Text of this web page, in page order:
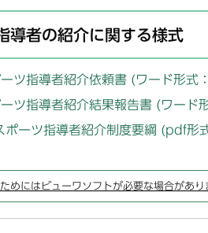
導者の紹介に関する様式
ツ指導者紹介依頼書 (ワード形式
ツ指導者紹介結果報告書 (ワード
ポーツ指導者紹介制度要綱 (pdf
めにはビューワソフトが必要な場合があり